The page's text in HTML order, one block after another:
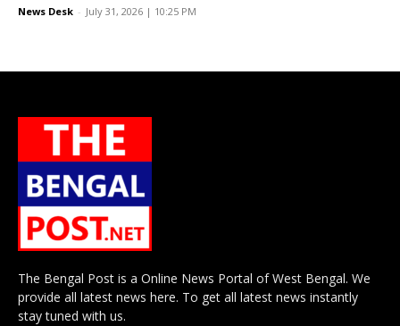
News Desk - July 31, 2026 | 10:25 PM
The Bengal Post is a Online News Portal of West Bengal. We
provide all latest news here. To get all latest news instantly
stay tuned with us.